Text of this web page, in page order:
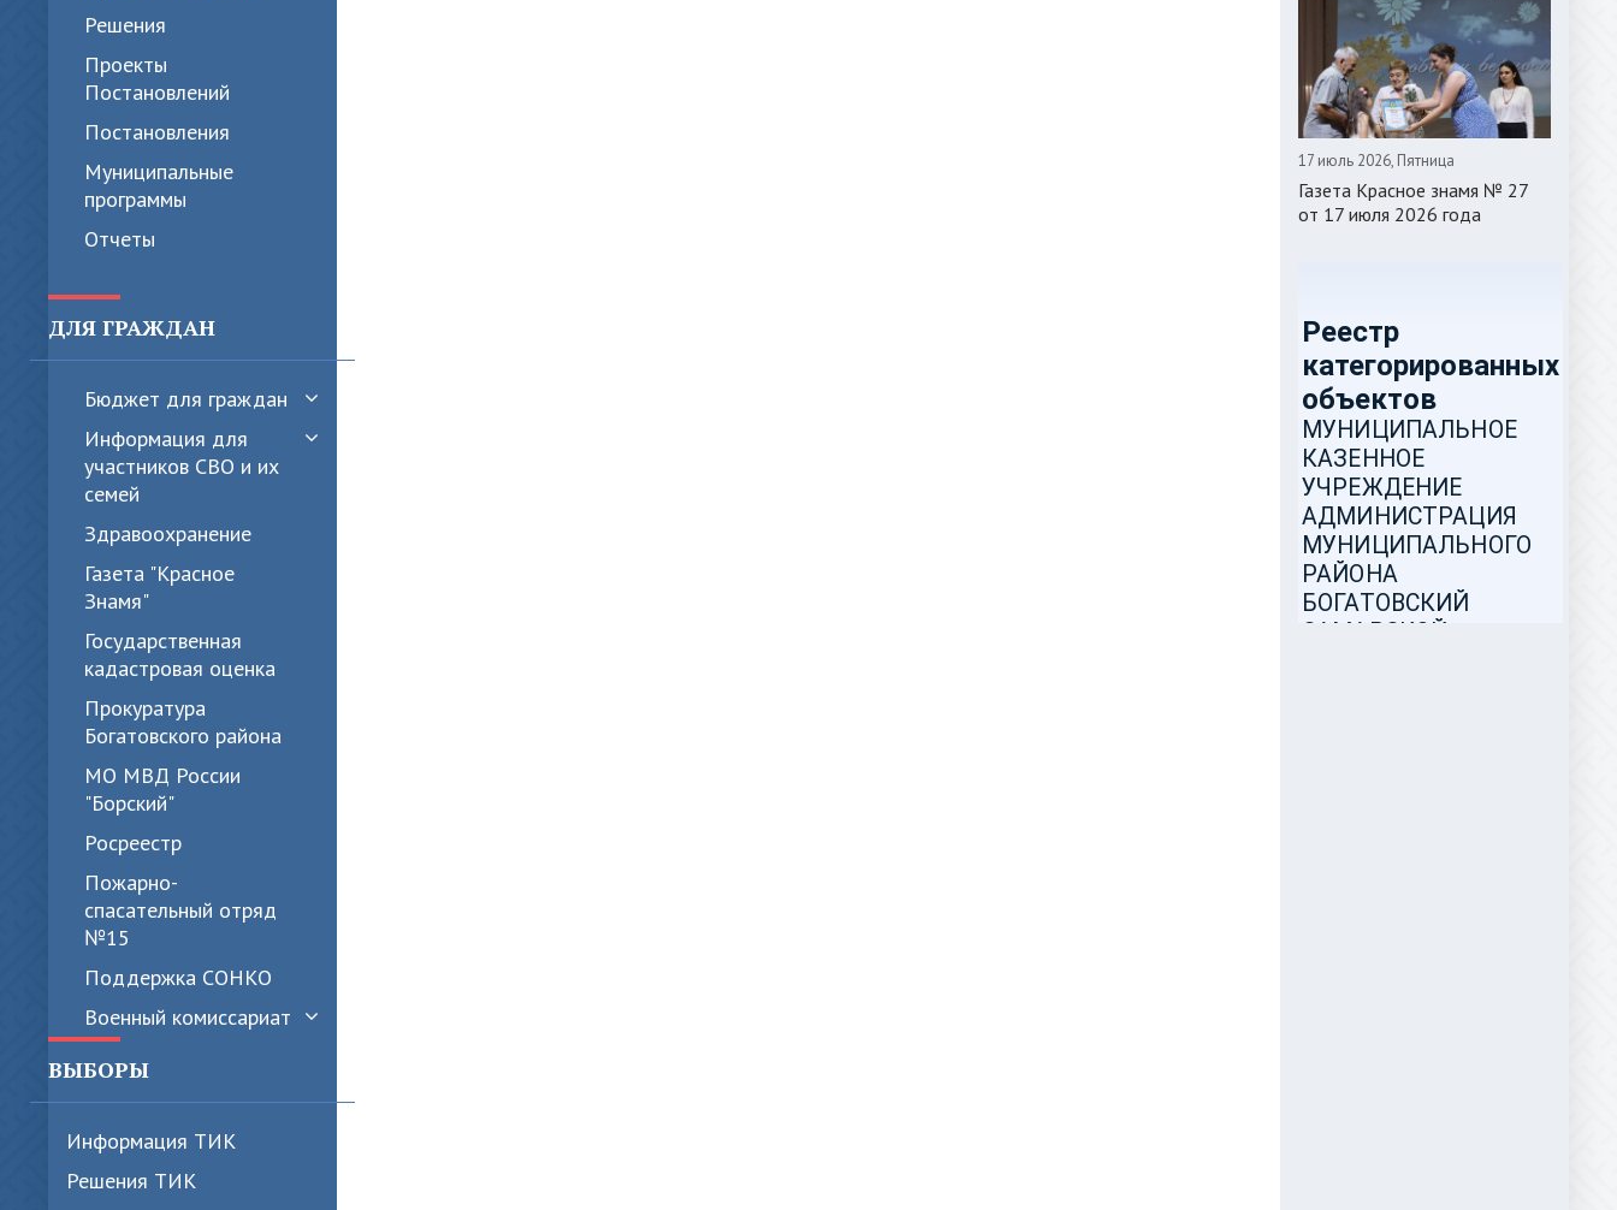
Решения
Проекты
Постановлений
Постановления
Муниципальные
программы
Отчеты
ДЛЯ ГРАЖДАН
Бюджет для граждан
Информация для
участников СВО и их
семей
Здравоохранение
Газета "Красное
Знамя"
Государственная
кадастровая оценка
Прокуратура
Богатовского района
МО МВД России
"Борский"
Росреестр
Пожарно-
спасательный отряд
№15
Поддержка СОНКО
Военный комиссариат
ВЫБОРЫ
Информация ТИК
Решения ТИК
17 июль 2026, Пятница
Газета Красное знамя № 27
от 17 июля 2026 года